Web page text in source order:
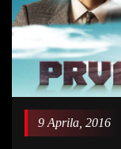
9 Aprila, 2016